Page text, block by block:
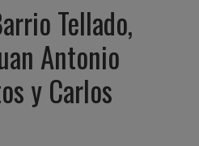
Tellado,
Antonio
y Carlos